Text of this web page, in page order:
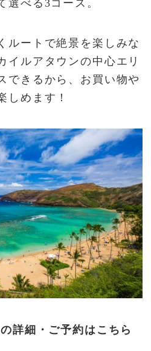
選べる3コース。
ルートで絶景を楽しみな
イルアタウンの中心エリ
できるから、お買い物や
しめます！
詳細・ご予約はこちら